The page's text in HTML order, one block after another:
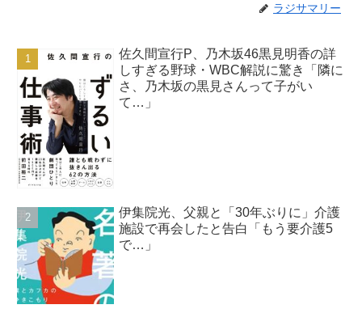
ラジサマリー
佐久間宣行P、乃木坂46黒見明香の詳
しすぎる野球・WBC解説に驚き「隣に
さ、乃木坂の黒見さんって子がい
て…」
伊集院光、父親と「30年ぶりに」介護
施設で再会したと告白「もう要介護5
で…」